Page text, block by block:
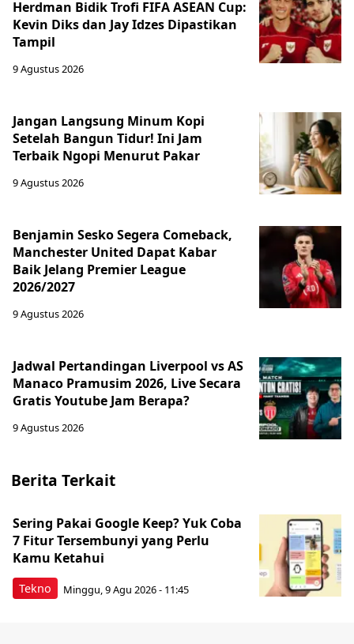
Herdman Bidik Trofi FIFA ASEAN Cup:
Kevin Diks dan Jay Idzes Dipastikan
Tampil
9 Agustus 2026
Jangan Langsung Minum Kopi
Setelah Bangun Tidur! Ini Jam
Terbaik Ngopi Menurut Pakar
9 Agustus 2026
Benjamin Sesko Segera Comeback,
Manchester United Dapat Kabar
Baik Jelang Premier League
2026/2027
9 Agustus 2026
Jadwal Pertandingan Liverpool vs AS
Manaco Pramusim 2026, Live Secara
Gratis Youtube Jam Berapa?
9 Agustus 2026
Berita Terkait
Tekno
Sering Pakai Google Keep? Yuk Coba
7 Fitur Tersembunyi yang Perlu
Kamu Ketahui
Minggu, 9 Agu 2026 - 11:45